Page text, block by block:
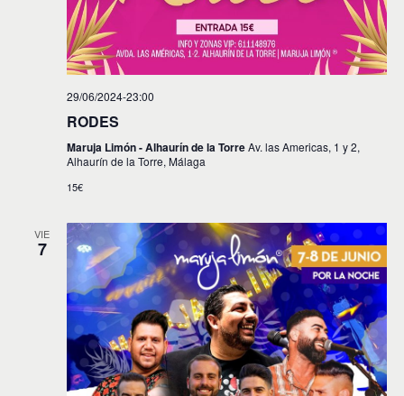
29/06/2024-23:00
RODES
Maruja Limón - Alhaurín de la TorreAv. las Americas, 1 y 2,
Alhaurín de la Torre, Málaga
15€
VIE
7